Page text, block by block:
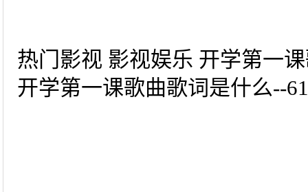
热门影视 影视娱乐 开学第一
开学第一课歌曲歌词是什么--61